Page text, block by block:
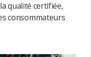
qualité certifiée,
consommateurs